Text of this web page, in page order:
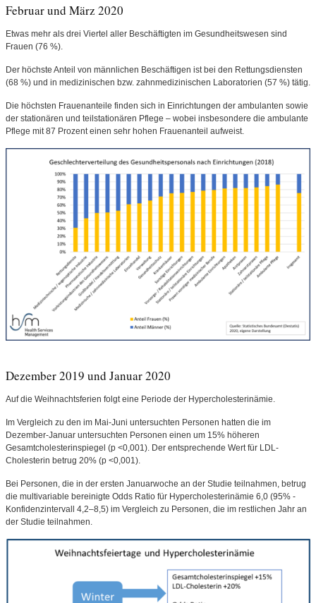
Februar und März 2020
Etwas mehr als drei Viertel aller Beschäftigten im Gesundheitswesen sind
Frauen (76 %).
Der höchste Anteil von männlichen Beschäftigen ist bei den Rettungsdiensten
(68 %) und in medizinischen bzw. zahnmedizinischen Laboratorien (57 %) tätig.
Die höchsten Frauenanteile finden sich in Einrichtungen der ambulanten sowie
der stationären und teilstationären Pflege – wobei insbesondere die ambulante
Pflege mit 87 Prozent einen sehr hohen Frauenanteil aufweist.
Dezember 2019 und Januar 2020
Auf die Weihnachtsferien folgt eine Periode der Hypercholesterinämie.
Im Vergleich zu den im Mai-Juni untersuchten Personen hatten die im
Dezember-Januar untersuchten Personen einen um 15% höheren
Gesamtcholesterinspiegel (p <0,001). Der entsprechende Wert für LDL-
Cholesterin betrug 20% (p <0,001).
Bei Personen, die in der ersten Januarwoche an der Studie teilnahmen, betrug
die multivariable bereinigte Odds Ratio für Hypercholesterinämie 6,0 (95% -
Konfidenzintervall 4,2–8,5) im Vergleich zu Personen, die im restlichen Jahr an
der Studie teilnahmen.